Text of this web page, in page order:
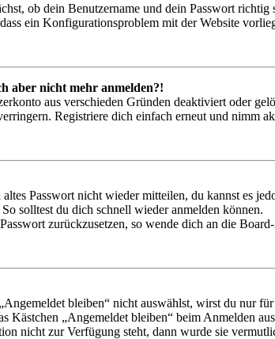
ob dein Benutzername und dein Passwort
ein Konfigurationsproblem mit der Website
aber nicht mehr anmelden?!
aus verschieden Gründen deaktiviert oder
Registriere dich einfach erneut und nimm
Passwort nicht wieder mitteilen, du kannst es
solltest du dich schnell wieder anmelden können.
zurückzusetzen, so wende dich an die
bleiben“ nicht auswählst, wirst du nur
Kästchen „Angemeldet bleiben“ beim Anmelden
nicht zur Verfügung steht, dann wurde sie